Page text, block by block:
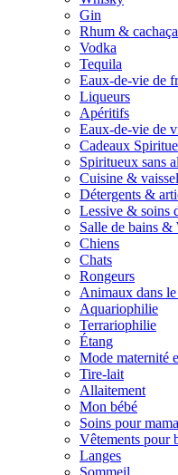
Gin
Rhum & cachaça
Vodka
Tequila
Eaux-de-vie de
Liqueurs
Apéritifs
Eaux-de-vie de
Cadeaux
Spiritueux sans
Cuisine &
Détergents &
Lessive & soins
Salle de bains &
Chiens
Chats
Rongeurs
Animaux dans
Aquariophilie
Terrariophilie
Étang
Mode maternité
Tire-lait
Allaitement
Mon bébé
Soins pour
Vêtements pour
Langes
Sommeil